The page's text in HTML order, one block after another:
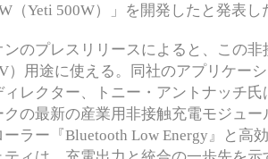
（Yeti 500W）」を開発したと発表し
のプレスリリースによると、この非
）用途に使える。同社のアプリケー
ィレクター、トニー・アントナッチ
の最新の産業用非接触充電モジュー
ラー『Bluetooth Low Energy』と高